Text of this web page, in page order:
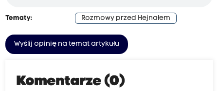
Tematy: Rozmowy przed Hejnałem
Wyślij opinię na temat artykułu
Komentarze (0)